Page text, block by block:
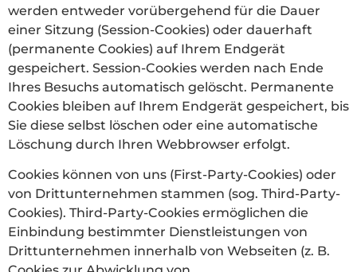
werden entweder vorübergehend für die Dauer
einer Sitzung (Session-Cookies) oder dauerhaft
(permanente Cookies) auf Ihrem Endgerät
gespeichert. Session-Cookies werden nach Ende
Ihres Besuchs automatisch gelöscht. Permanente
Cookies bleiben auf Ihrem Endgerät gespeichert, bis
Sie diese selbst löschen oder eine automatische
Löschung durch Ihren Webbrowser erfolgt.
Cookies können von uns (First-Party-Cookies) oder
von Drittunternehmen stammen (sog. Third-Party-
Cookies). Third-Party-Cookies ermöglichen die
Einbindung bestimmter Dienstleistungen von
Drittunternehmen innerhalb von Webseiten (z. B.